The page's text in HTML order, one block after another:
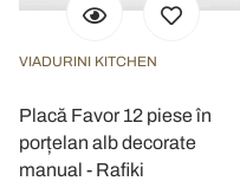
VIADURINI KITCHEN
Placă Favor 12 piese în
porțelan alb decorate
manual - Rafiki